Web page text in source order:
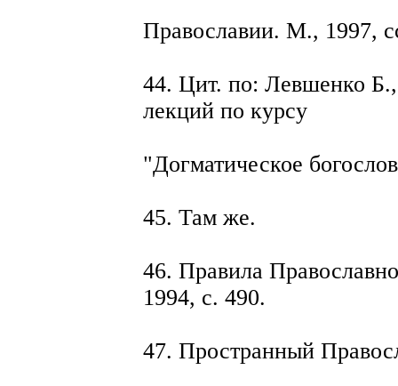
Православии. М., 1997,
44. Цит. по: Левшенко
лекций по курсу
"Догматическое
45. Там же.
46. Правила
1994, с. 490.
47. Пространный